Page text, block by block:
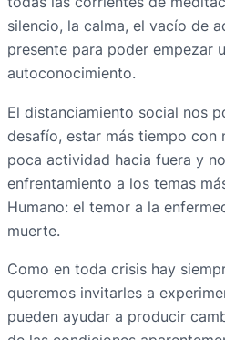
silencio, la calma, el vacío de
presente para poder empezar
autoconocimiento.
El distanciamiento social nos
desafío, estar más tiempo con
poca actividad hacia fuera y
enfrentamiento a los temas
Humano: el temor a la
muerte.
Como en toda crisis hay
queremos invitarles a
pueden ayudar a producir